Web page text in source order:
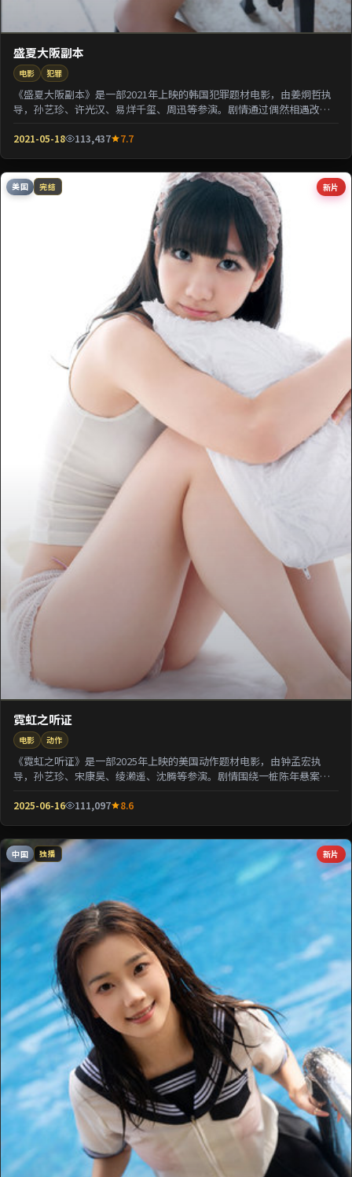
盛夏大阪副本
电影 犯罪
《盛夏大阪副本》是一部2021年上映的韩国犯罪题材电影，由姜炯哲执
导，孙艺珍、许光汉、易烊千玺、周迅等参演。剧情通过偶然相遇改写
2021-05-18 113,437 7.7
新片
美国 完结
霓虹之听证
电影 动作
《霓虹之听证》是一部2025年上映的美国动作题材电影，由钟孟宏执
导，孙艺珍、宋康昊、绫濑遥、沈腾等参演。剧情围绕一桩陈年悬案与
2025-06-16 111,097 8.6
新片
中国 独播